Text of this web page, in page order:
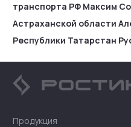
транспорта РФ Максим
Астраханской области
Республики Татарстан
Продукция